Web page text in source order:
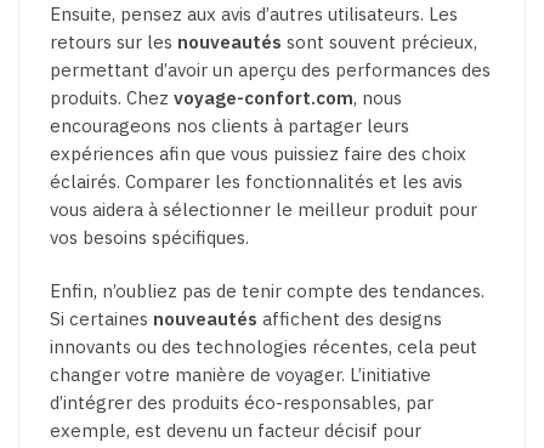
Ensuite, pensez aux avis d’autres utilisateurs. Les
retours sur les nouveautés sont souvent précieux,
permettant d’avoir un aperçu des performances des
produits. Chez voyage-confort.com, nous
encourageons nos clients à partager leurs
expériences afin que vous puissiez faire des choix
éclairés. Comparer les fonctionnalités et les avis
vous aidera à sélectionner le meilleur produit pour
vos besoins spécifiques.
Enfin, n’oubliez pas de tenir compte des tendances.
Si certaines nouveautés affichent des designs
innovants ou des technologies récentes, cela peut
changer votre manière de voyager. L’initiative
d’intégrer des produits éco-responsables, par
exemple, est devenu un facteur décisif pour